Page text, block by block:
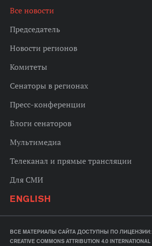
Все новости
Председатель
Новости регионов
Комитеты
Сенаторы в регионах
Пресс-конференции
Блоги сенаторов
Мультимедиа
Телеканал и прямые трансляции
Для СМИ
ENGLISH
ВСЕ МАТЕРИАЛЫ САЙТА ДОСТУПНЫ ПО ЛИЦЕНЗИИ:
CREATIVE COMMONS ATTRIBUTION 4.0 INTERNATIONAL